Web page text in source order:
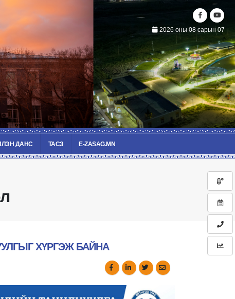
2026 оны 08 сарын 07
ДАНС ТАСЗ E-ZASAG.MN
ХҮРГЭЖ БАЙНА